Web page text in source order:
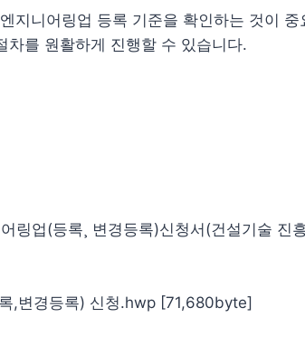
지니어링업 등록 기준을 확인하는 것이 중
차를 원활하게 진행할 수 있습니다.
링업(등록¸ 변경등록)신청서(건설기술 진
,변경등록) 신청.hwp [71,680byte]